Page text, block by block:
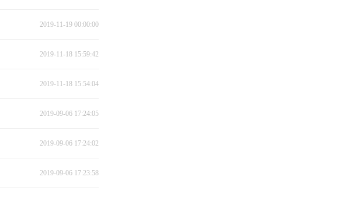
2019-11-19 00:00:00
2019-11-18 15:59:42
2019-11-18 15:54:04
2019-09-06 17:24:05
2019-09-06 17:24:02
2019-09-06 17:23:58